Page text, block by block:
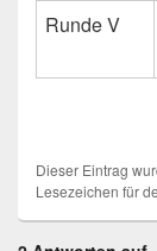
Runde V
Dieser Eintrag
Lesezeichen für